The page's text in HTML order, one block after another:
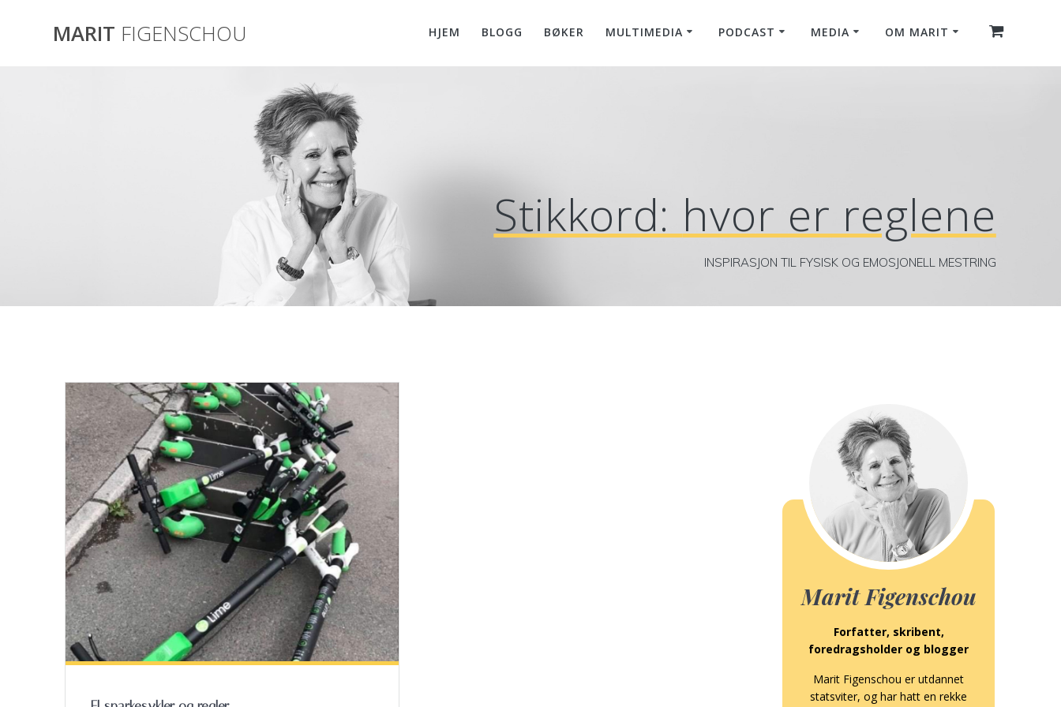
MARIT FIGENSCHOU HJEM BLOGG BØKER MULTIMEDIA PODCAST MEDIA OM MARIT
Stikkord: hvor er reglene
INSPIRASJON TIL FYSISK OG EMOSJONELL MESTRING
Marit Figenschou
Forfatter, skribent,
foredragsholder og blogger
Marit Figenschou er utdannet
statsviter, og har hatt en rekke